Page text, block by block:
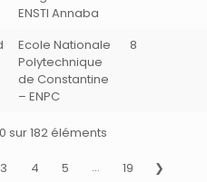
ENSTI Annaba
Ecole Nationale
Polytechnique
de Constantine
– ENPC
8
sur 182 éléments
3 4 5 … 19 ❯